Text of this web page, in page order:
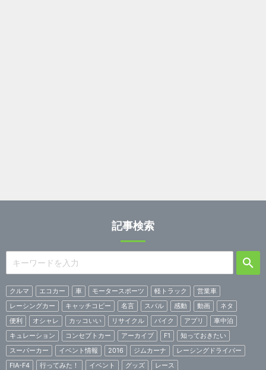
記事検索
クルマ エコカー 車 モータースポーツ 軽トラック
営業車
レーシングカー
キャッチコピー 名言 スバル 感動 動画
ネタ
便利
オシャレ カッコいい リサイクル バイク アプリ
車中泊
キュレーション
コンセプトカー アーカイブ F1
知っておきたい
スーパーカー
イベント情報 2016 ジムカーナ
レーシングドライバー
FIA-F4
行ってみた！ イベント グッズ レース